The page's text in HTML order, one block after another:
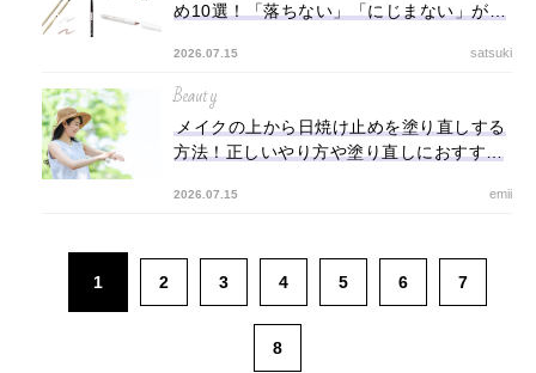
め10選！「落ちない」「にじまない」が叶
2026.07.15 satsuki
Beauty
メイクの上から日焼け止めを塗り直しする
方法！正しいやり方や塗り直しにおすすめ
2026.07.15 emii
1 2 3 4 5 6 7
8